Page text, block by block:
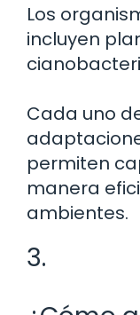
Los
incluyen
Cada uno
permiten
manera
ambientes.
3.